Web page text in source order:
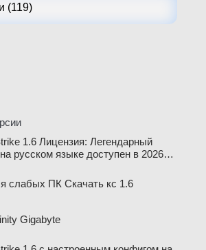
(119)
1.6 Лицензия: Легендарный
русском языке доступен в 2026
слабых ПК Скачать кс 1.6
Gigabyte